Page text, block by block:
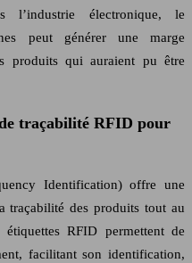
l’industrie électronique, le
peut générer une marge
produits qui auraient pu être
traçabilité RFID pour
Identification) offre une
traçabilité des produits tout au
RFID permettent de
facilitant son identification,